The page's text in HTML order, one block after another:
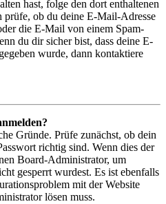
hast, folge den dort enthaltenen
prüfe, ob du deine E-Mail-Adresse
die E-Mail von einem Spam-
du dir sicher bist, dass deine E-
wurde, dann kontaktiere
Gründe. Prüfe zunächst, ob dein
richtig sind. Wenn dies der
Board-Administrator, um
gesperrt wurdest. Es ist ebenfalls
mit der Website
lösen muss.